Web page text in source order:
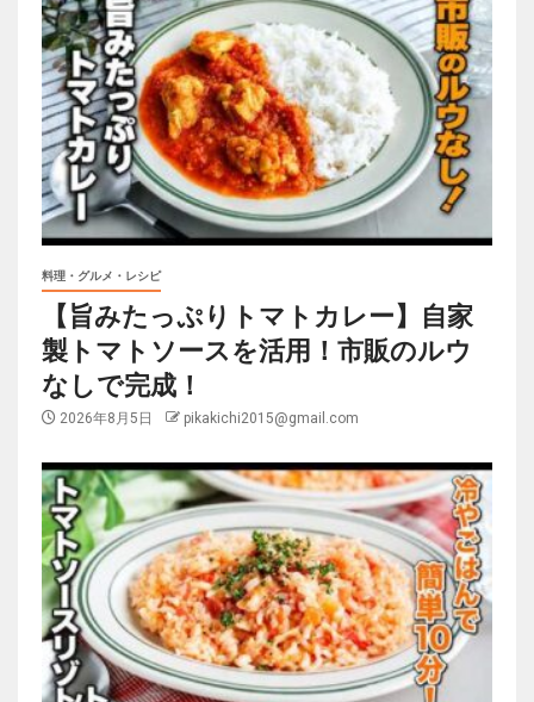
料理・グルメ・レシピ
【旨みたっぷりトマトカレー】自家
製トマトソースを活用！市販のルウ
なしで完成！
2026年8月5日 pikakichi2015@gmail.com